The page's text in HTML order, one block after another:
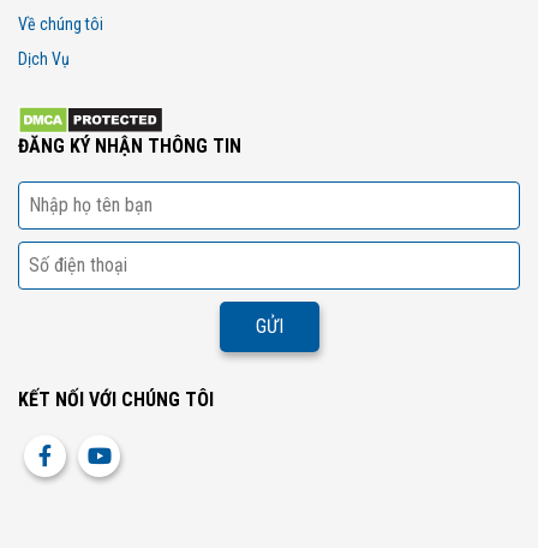
Về chúng tôi
Dịch Vụ
ĐĂNG KÝ NHẬN THÔNG TIN
KẾT NỐI VỚI CHÚNG TÔI